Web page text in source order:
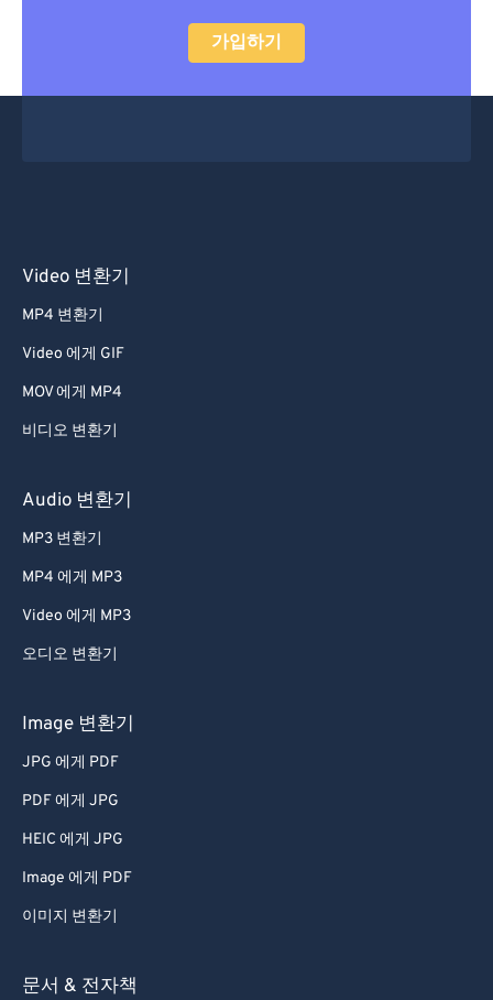
가입하기
Video 변환기
MP4 변환기
Video 에게 GIF
MOV 에게 MP4
비디오 변환기
Audio 변환기
MP3 변환기
MP4 에게 MP3
Video 에게 MP3
오디오 변환기
Image 변환기
JPG 에게 PDF
PDF 에게 JPG
HEIC 에게 JPG
Image 에게 PDF
이미지 변환기
문서 & 전자책